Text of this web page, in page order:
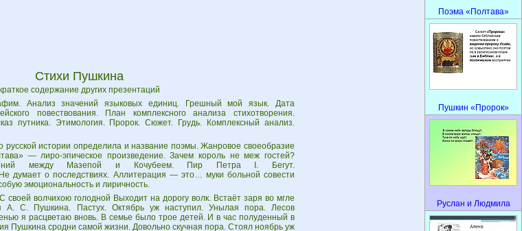
Стихи Пушкина
содержание других презентаций
Анализ значений языковых единиц. Грешный мой язык. Дата
повествования. План комплексного анализа стихотворения.
путника. Этимология. Пророк. Сюжет. Грудь. Комплексный анализ.
истории определила и название поэмы. Жанровое своеобразие
— лиро-эпическое произведение. Зачем король не меж гостей?
между Мазепой и Кочубеем. Пир Петра I. Бегут.
думает о последствиях. Аллитерация — это… муки больной совести
эмоциональность и лиричность.
своей волчихою голодной Выходит на дорогу волк. Встаёт заря во мгле
А. С. Пушкина. Пастух. Октябрь уж наступил. Унылая пора. Лесов
я расцветаю вновь. В семье было трое детей. И в час полуденный в
Пушкина сродни самой жизни. Довольно скучная пора. Стоял ноябрь уж
Поэма «Полтава»
Пушкин «Пророк»
Руслан и Людмила